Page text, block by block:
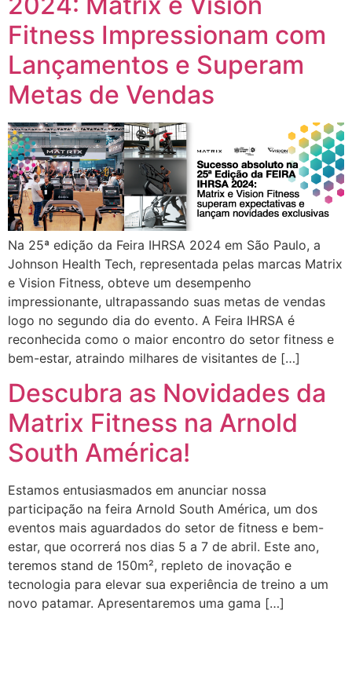
Fitness Impressionam com
Lançamentos e Superam
Metas de Vendas
Na 25ª edição da Feira IHRSA 2024 em São Paulo, a
Johnson Health Tech, representada pelas marcas Matrix
e Vision Fitness, obteve um desempenho
impressionante, ultrapassando suas metas de vendas
logo no segundo dia do evento. A Feira IHRSA é
reconhecida como o maior encontro do setor fitness e
bem-estar, atraindo milhares de visitantes de […]
Descubra as Novidades da
Matrix Fitness na Arnold
South América!
Estamos entusiasmados em anunciar nossa
participação na feira Arnold South América, um dos
eventos mais aguardados do setor de fitness e bem-
estar, que ocorrerá nos dias 5 a 7 de abril. Este ano,
teremos stand de 150m², repleto de inovação e
tecnologia para elevar sua experiência de treino a um
novo patamar. Apresentaremos uma gama […]